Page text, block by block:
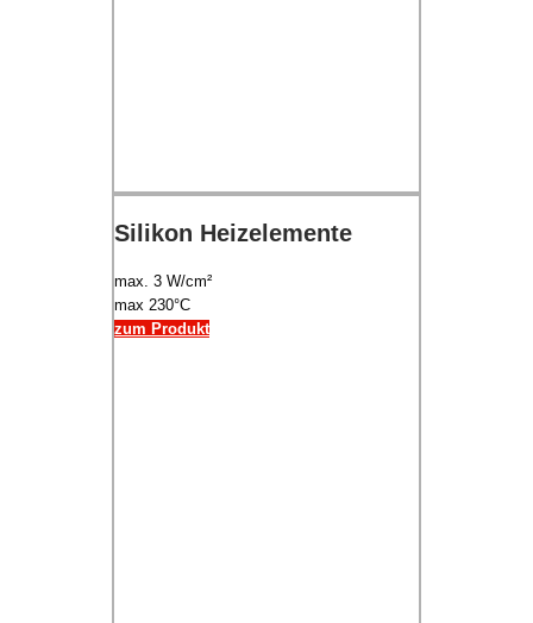
Silikon Heizelemente
max. 3 W/cm²
max 230°C
zum Produkt